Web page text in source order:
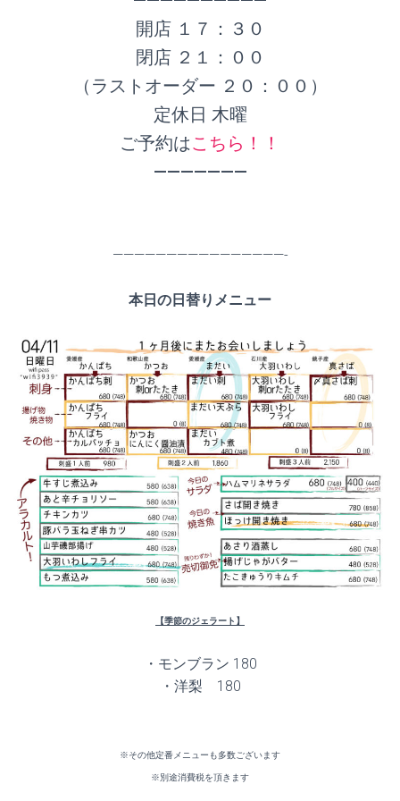
開店 １７：３０
閉店 ２１：００
（ラストオーダー ２０：００）
定休日 木曜
ご予約はこちら！！
———————
————————————————-
本日の日替りメニュー
【季節のジェラート】
・モンブラン 180
・洋梨 180
※その他定番メニューも多数ございます
※別途消費税を頂きます